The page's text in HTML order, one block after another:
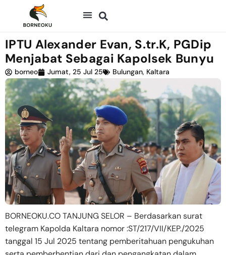
IPTU Alexander Evan, S.tr.K, PGDip
Menjabat Sebagai Kapolsek Bunyu
borneo Jumat, 25 Jul 25 Bulungan, Kaltara
BORNEOKU.CO TANJUNG SELOR – Berdasarkan surat
telegram Kapolda Kaltara nomor :ST/217/VII/KEP./2025
tanggal 15 Jul 2025 tentang pemberitahuan pengukuhan